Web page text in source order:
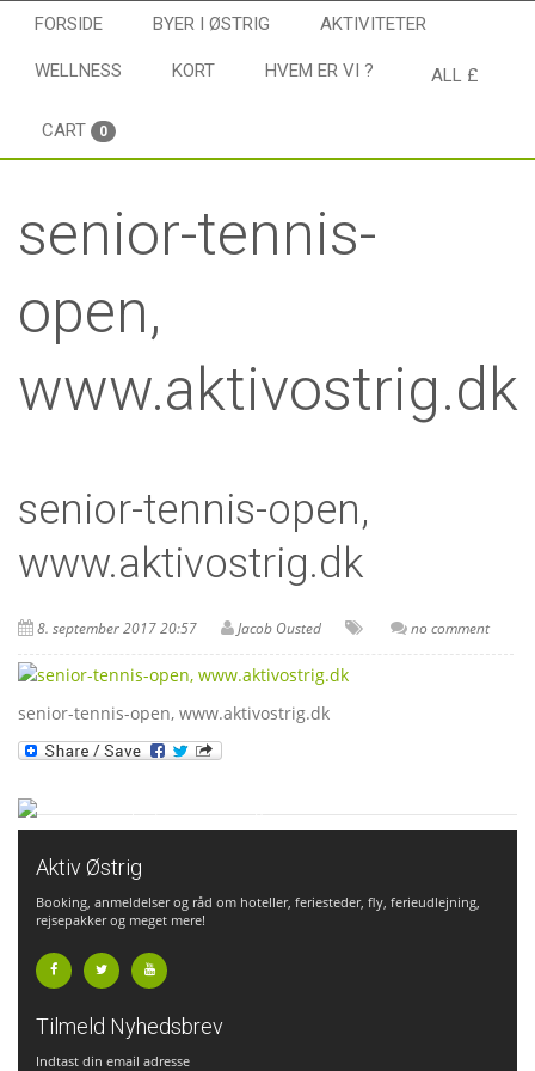
FORSIDE BYER I ØSTRIG AKTIVITETER
WELLNESS KORT HVEM ER VI ? ALL £
CART 0
senior-tennis-
open,
www.aktivostrig.dk
senior-tennis-open,
www.aktivostrig.dk
8. september 2017 20:57 Jacob Ousted no comment
senior-tennis-open, www.aktivostrig.dk
Aktiv Østrig
Booking, anmeldelser og råd om hoteller, feriesteder, fly, ferieudlejning,
rejsepakker og meget mere!
Tilmeld Nyhedsbrev
Indtast din email adresse